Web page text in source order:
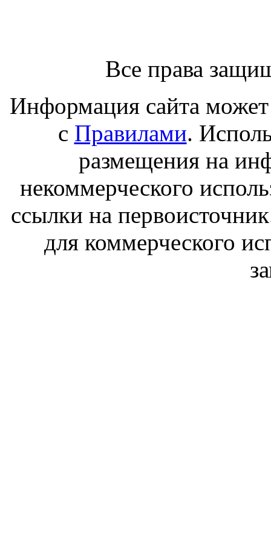
Все права
Информация сайта может
с Правилами.
размещения на
некоммерческого
ссылки на
для коммерческого